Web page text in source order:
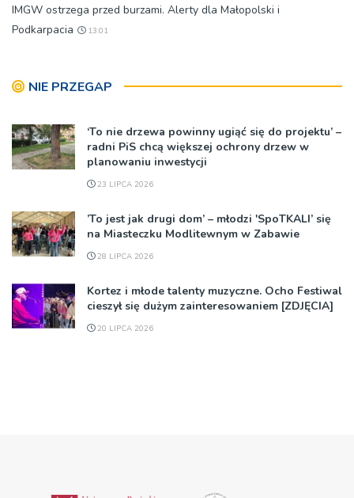
IMGW ostrzega przed burzami. Alerty dla Małopolski i
Podkarpacia
13:01
NIE PRZEGAP
‘To nie drzewa powinny ugiąć się do projektu’ –
radni PiS chcą większej ochrony drzew w
planowaniu inwestycji
23 LIPCA 2026
’To jest jak drugi dom’ – młodzi 'SpoTKALI’ się
na Miasteczku Modlitewnym w Zabawie
28 LIPCA 2026
Kortez i młode talenty muzyczne. Ocho Festiwal
cieszył się dużym zainteresowaniem [ZDJĘCIA]
20 LIPCA 2026